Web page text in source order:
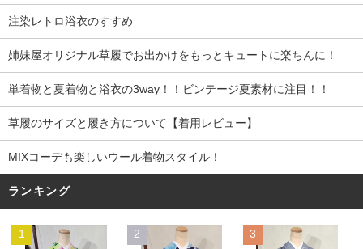
注染レトロ浴衣のすすめ
姉妹屋オリジナル草履でお出かけをもっとキュートに楽ちんに！
単着物と夏着物と浴衣の3way！！ビンテージ夏素材に注目！！
草履のサイズと履き方について【着用レビュー】
MIXコーデも楽しいウール着物スタイル！
ランキング
1 2 3